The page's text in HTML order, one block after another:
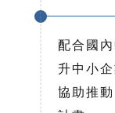
配合國
升中小
協助推